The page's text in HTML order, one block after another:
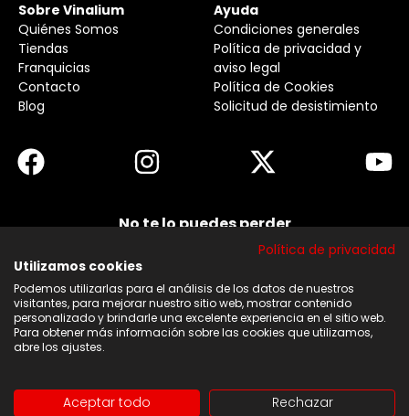
Sobre Vinalium
Quiénes Somos
Tiendas
Franquicias
Contacto
Blog
Ayuda
Condiciones generales
Política de privacidad y
aviso legal
Política de Cookies
Solicitud de desistimiento
No te lo puedes perder
ninguna de nuestras noticias, ofertas y
Acepto los términos y condiciones
Política de privacidad
Utilizamos cookies
Podemos utilizarlas para el análisis de los datos de nuestros
visitantes, para mejorar nuestro sitio web, mostrar contenido
personalizado y brindarle una excelente experiencia en el sitio web.
Para obtener más información sobre las cookies que utilizamos,
abre los ajustes.
Aceptar todo Rechazar